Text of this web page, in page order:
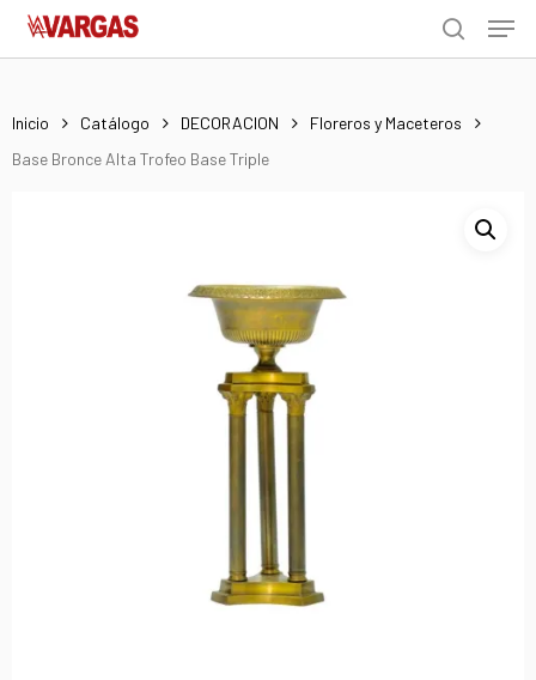
Skip
search
Menu
Inicio Catálogo DECORACION
Floreros y Maceteros
Base Bronce Alta Trofeo Base Triple